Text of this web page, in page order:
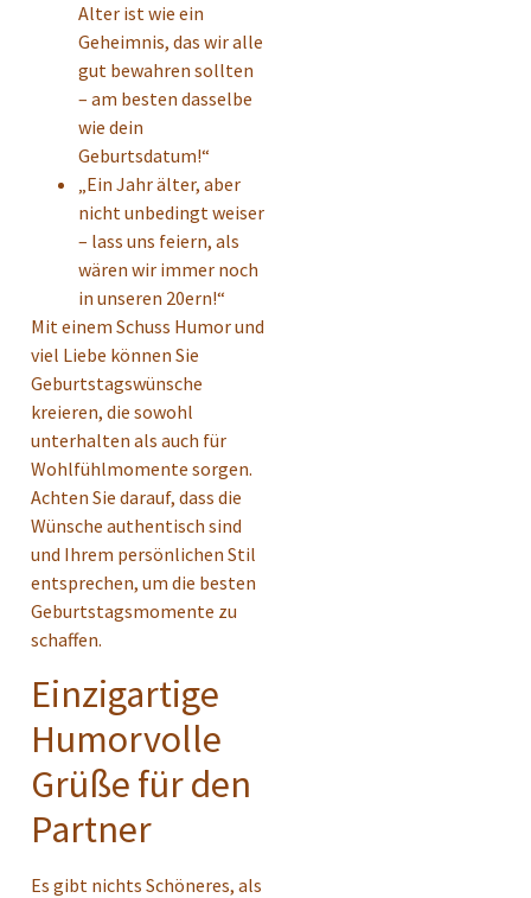
Alter ist wie ein
Geheimnis, das wir alle
gut bewahren sollten
– am besten dasselbe
wie dein
Geburtsdatum!“
„Ein Jahr älter, aber
nicht unbedingt weiser
– lass uns feiern, als
wären wir immer noch
in unseren 20ern!“
Mit einem Schuss Humor und
viel Liebe können Sie
Geburtstagswünsche
kreieren, die sowohl
unterhalten als auch für
Wohlfühlmomente sorgen.
Achten Sie darauf, dass die
Wünsche authentisch sind
und Ihrem persönlichen Stil
entsprechen, um die besten
Geburtstagsmomente zu
schaffen.
Einzigartige
Humorvolle
Grüße für den
Partner
Es gibt nichts Schöneres, als